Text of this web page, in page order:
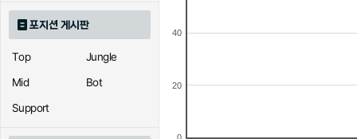
포지션 게시판
Top
Jungle
Mid
Bot
Support
0
20
40